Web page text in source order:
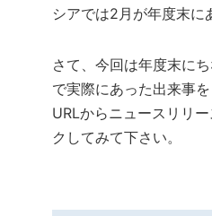
シアでは2月が年度末に
さて、今回は年度末に
で実際にあった出来事
URLからニュースリリ
クしてみて下さい。